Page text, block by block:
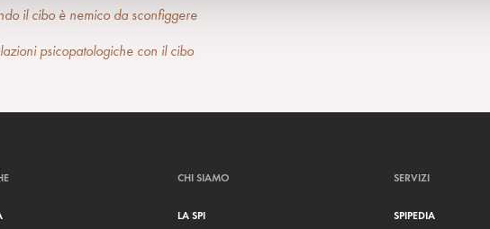
il cibo è nemico da sconfiggere
psicopatologiche con il cibo
CHI SIAMO
LA SPI
SERVIZI
SPIPEDIA